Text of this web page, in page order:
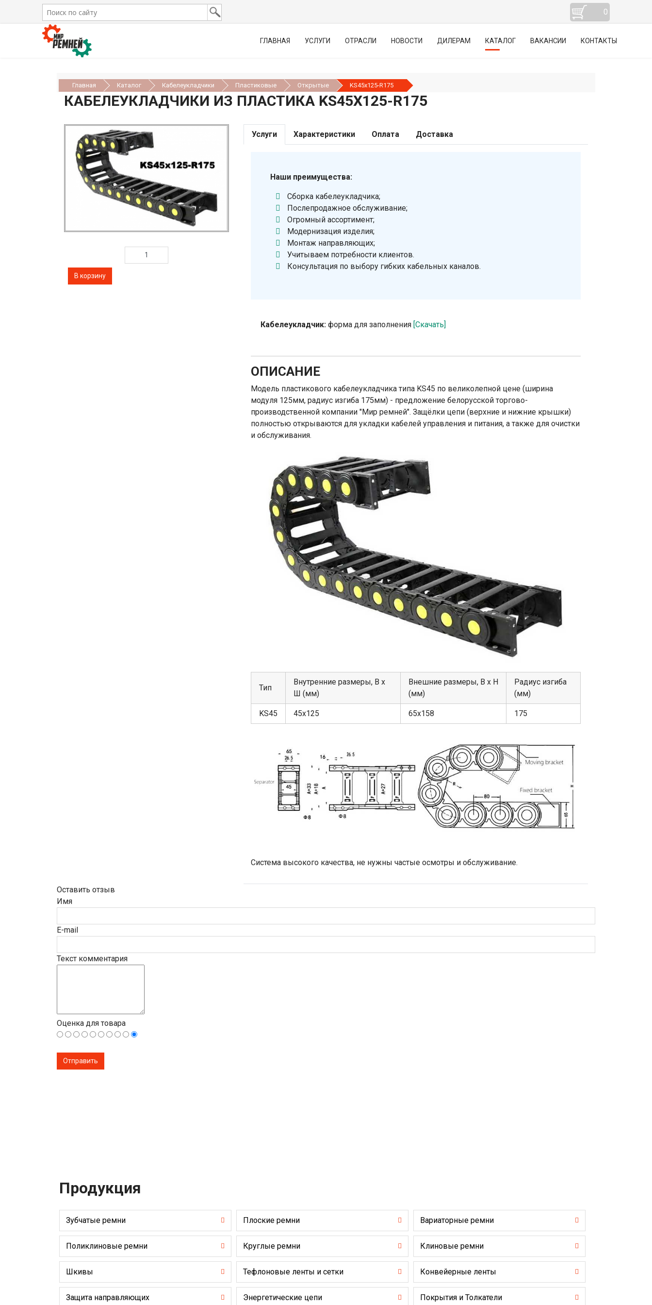
0
ГЛАВНАЯ УСЛУГИ ОТРАСЛИ НОВОСТИ ДИЛЕРАМ КАТАЛОГ ВАКАНСИИ КОНТАКТЫ
Главная Каталог Кабелеукладчики Пластиковые Открытые KS45х125-R175
КАБЕЛЕУКЛАДЧИКИ ИЗ ПЛАСТИКА KS45Х125-R175
Услуги Характеристики Оплата Доставка
Наши преимущества:
Сборка кабелеукладчика;
Послепродажное обслуживание;
Огромный ассортимент;
Модернизация изделия;
Монтаж направляющих;
Учитываем потребности клиентов.
Консультация по выбору гибких кабельных каналов.
Кабелеукладчик: форма для заполнения [Скачать]
ОПИСАНИЕ
Модель пластикового кабелеукладчика типа KS45 по великолепной цене (ширина
модуля 125мм, радиус изгиба 175мм) - предложение белорусской торгово-
производственной компании "Мир ремней". Защёлки цепи (верхние и нижние крышки)
полностью открываются для укладки кабелей управления и питания, а также для очистки
и обслуживания.
Тип
Внутренние размеры, В х
Ш (мм)
Внешние размеры, В х Н
(мм)
Радиус изгиба
(мм)
KS45 45х125 65х158 175
Система высокого качества, не нужны частые осмотры и обслуживание.
Оставить отзыв
Имя
E-mail
Текст комментария
Оценка для товара
Продукция
Зубчатые ремни Плоские ремни Вариаторные ремни
Поликлиновые ремни Круглые ремни Клиновые ремни
Шкивы Тефлоновые ленты и сетки Конвейерные ленты
Защита направляющих Энергетические цепи Покрытия и Толкатели